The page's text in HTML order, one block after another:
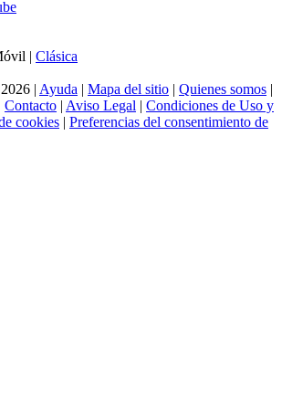
| Clásica
| Ayuda | Mapa del sitio | Quienes somos |
Contacto | Aviso Legal | Condiciones de Uso y
cookies | Preferencias del consentimiento de